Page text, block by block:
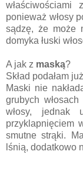
właściwościami
ponieważ włosy
sądzę, że może
domyka łuski
A jak z maską?
Skład podałam
Maski nie
grubych
włosy, jednak
przyklapnięciem
smutne strąki.
lśnią, dodatkowo